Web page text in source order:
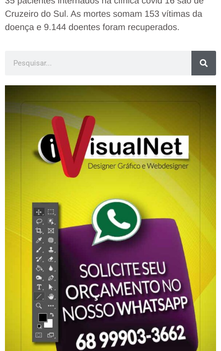
Cruzeiro do Sul. As mortes somam 153 vítimas da
doença e 9.144 doentes foram recuperados.